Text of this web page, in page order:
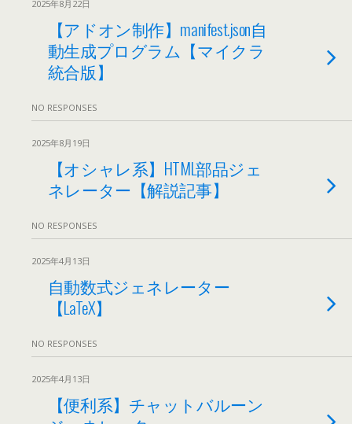
2025年8月22日
【アドオン制作】manifest.json自
動生成プログラム【マイクラ
統合版】
NO RESPONSES
2025年8月19日
【オシャレ系】HTML部品ジェ
ネレーター【解説記事】
NO RESPONSES
2025年4月13日
自動数式ジェネレーター
【LaTeX】
NO RESPONSES
2025年4月13日
【便利系】チャットバルーン